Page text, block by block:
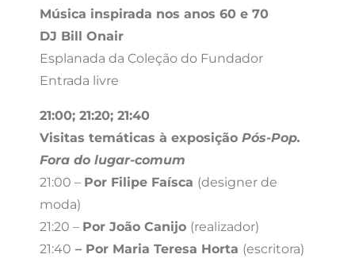
Música inspirada nos anos 60 e 70
DJ Bill Onair
Esplanada da Coleção do Fundador
Entrada livre
21:00; 21:20; 21:40
Visitas temáticas à exposição Pós-Pop.
Fora do lugar-comum
21:00 – Por Filipe Faísca (designer de
moda)
21:20 – Por João Canijo (realizador)
21:40 – Por Maria Teresa Horta (escritora)